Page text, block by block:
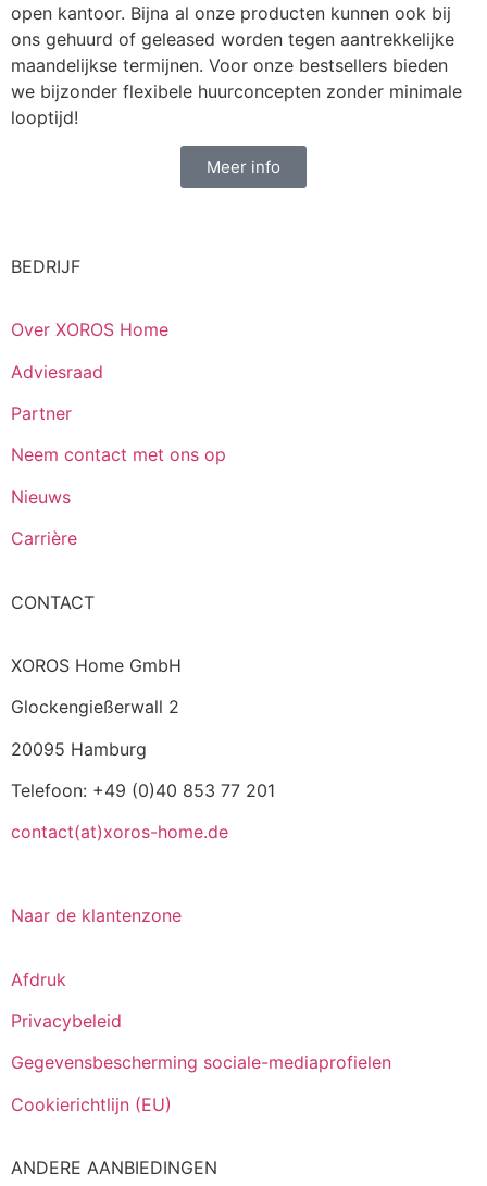
open kantoor. Bijna al onze producten kunnen ook bij
ons gehuurd of geleased worden tegen aantrekkelijke
maandelijkse termijnen. Voor onze bestsellers bieden
we bijzonder flexibele huurconcepten zonder minimale
looptijd!
Meer info
BEDRIJF
Over XOROS Home
Adviesraad
Partner
Neem contact met ons op
Nieuws
Carrière
CONTACT
XOROS Home GmbH
Glockengießerwall 2
20095 Hamburg
Telefoon: +49 (0)40 853 77 201
contact(at)xoros-home.de
Naar de klantenzone
Afdruk
Privacybeleid
Gegevensbescherming sociale-mediaprofielen
Cookierichtlijn (EU)
ANDERE AANBIEDINGEN